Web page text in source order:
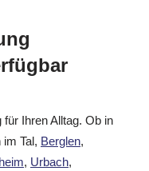
Ihren Alltag. Ob in
Tal, Berglen,
, Urbach,